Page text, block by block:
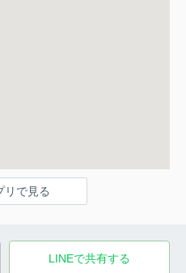
リで見る
LINEで共有する